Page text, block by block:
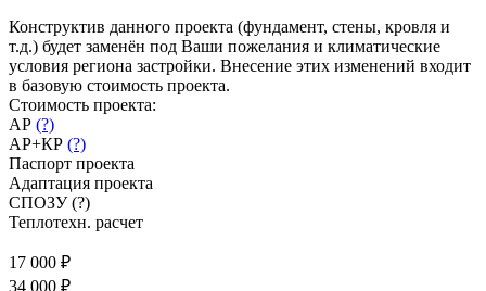
Конструктив данного проекта (фундамент, стены, кровля и
т.д.) будет заменён под Ваши пожелания и климатические
условия региона застройки. Внесение этих изменений входит
в базовую стоимость проекта.
Стоимость проекта:
АР (?)
АР+КР (?)
Паспорт проекта
Адаптация проекта
СПОЗУ(?)
Теплотехн. расчет
17 000 ₽
34 000 ₽